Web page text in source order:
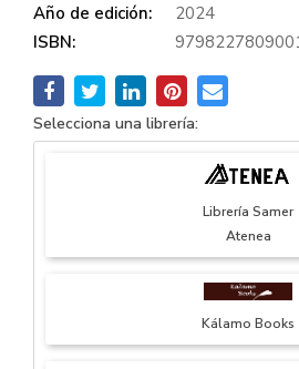
Año de edición:
2024
ISBN:
Selecciona una librería:
Librería Samer
Atenea
Kálamo Books